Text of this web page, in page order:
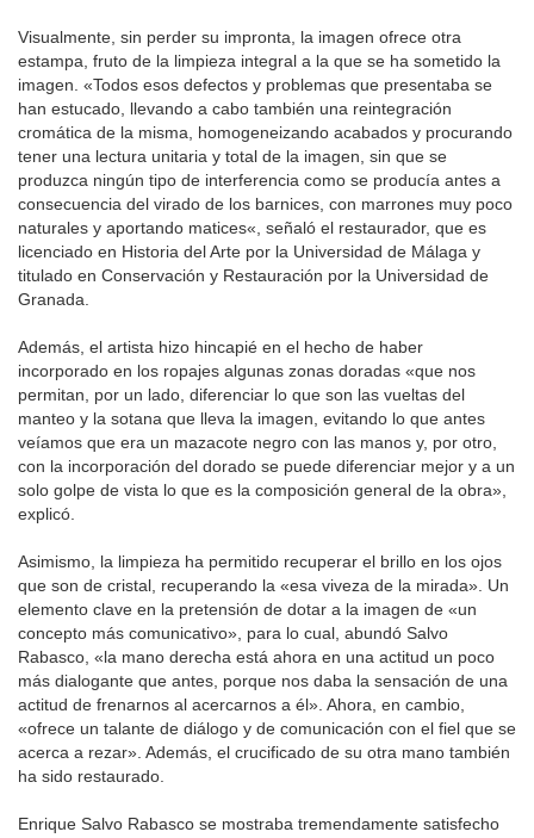
Visualmente, sin perder su impronta, la imagen ofrece otra
estampa, fruto de la limpieza integral a la que se ha sometido la
imagen. «Todos esos defectos y problemas que presentaba se
han estucado, llevando a cabo también una reintegración
cromática de la misma, homogeneizando acabados y procurando
tener una lectura unitaria y total de la imagen, sin que se
produzca ningún tipo de interferencia como se producía antes a
consecuencia del virado de los barnices, con marrones muy poco
naturales y aportando matices«, señaló el restaurador, que es
licenciado en Historia del Arte por la Universidad de Málaga y
titulado en Conservación y Restauración por la Universidad de
Granada.
Además, el artista hizo hincapié en el hecho de haber
incorporado en los ropajes algunas zonas doradas «que nos
permitan, por un lado, diferenciar lo que son las vueltas del
manteo y la sotana que lleva la imagen, evitando lo que antes
veíamos que era un mazacote negro con las manos y, por otro,
con la incorporación del dorado se puede diferenciar mejor y a un
solo golpe de vista lo que es la composición general de la obra»,
explicó.
Asimismo, la limpieza ha permitido recuperar el brillo en los ojos
que son de cristal, recuperando la «esa viveza de la mirada». Un
elemento clave en la pretensión de dotar a la imagen de «un
concepto más comunicativo», para lo cual, abundó Salvo
Rabasco, «la mano derecha está ahora en una actitud un poco
más dialogante que antes, porque nos daba la sensación de una
actitud de frenarnos al acercarnos a él». Ahora, en cambio,
«ofrece un talante de diálogo y de comunicación con el fiel que se
acerca a rezar». Además, el crucificado de su otra mano también
ha sido restaurado.
Enrique Salvo Rabasco se mostraba tremendamente satisfecho